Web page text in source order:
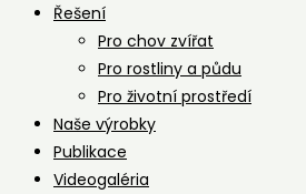
Řešení
Pro chov zvířat
Pro rostliny a půdu
Pro životní prostředí
Naše výrobky
Publikace
Videogaléria